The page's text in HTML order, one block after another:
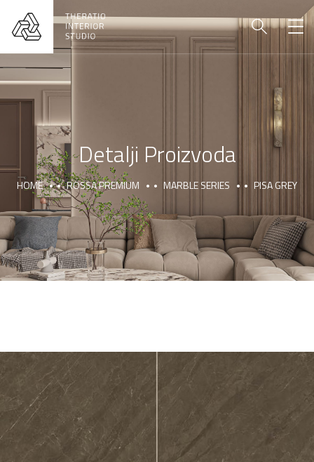
Detalji Proizvoda
HOME ROSSA PREMIUM MARBLE SERIES PISA GREY